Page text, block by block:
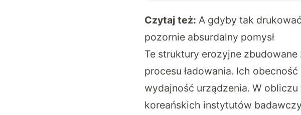
Czytaj też: A gdyby tak
pozornie absurdalny pomysł
Te struktury erozyjne
procesu ładowania. Ich
wydajność urządzenia. W
koreańskich instytutów